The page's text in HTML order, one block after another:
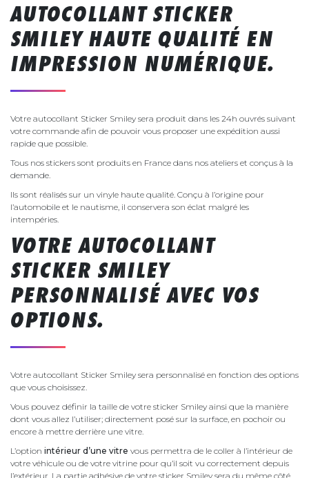
AUTOCOLLANT STICKER
SMILEY HAUTE QUALITÉ EN
IMPRESSION NUMÉRIQUE.
Votre autocollant Sticker Smiley sera produit dans les 24h ouvrés suivant
votre commande afin de pouvoir vous proposer une expédition aussi
rapide que possible.
Tous nos stickers sont produits en France dans nos ateliers et conçus à la
demande.
Ils sont réalisés sur un vinyle haute qualité. Conçu à l’origine pour
l’automobile et le nautisme, il conservera son éclat malgré les
intempéries.
VOTRE AUTOCOLLANT
STICKER SMILEY
PERSONNALISÉ AVEC VOS
OPTIONS.
Votre autocollant Sticker Smiley sera personnalisé en fonction des options
que vous choisissez.
Vous pouvez définir la taille de votre sticker Smiley ainsi que la manière
dont vous allez l’utiliser; directement posé sur la surface, en pochoir ou
encore à mettre derrière une vitre.
L’option intérieur d’une vitre vous permettra de le coller à l’intérieur de
votre véhicule ou de votre vitrine pour qu’il soit vu correctement depuis
l’extérieur. La partie adhésive de votre sticker Smiley sera du même côté